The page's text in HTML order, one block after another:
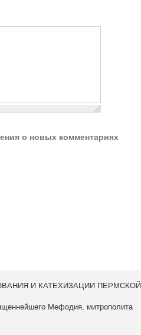
о новых комментариях
И КАТЕХИЗАЦИИ ПЕРМСКОЙ
Мефодия, митрополита